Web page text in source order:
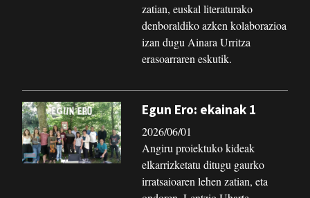
zatian, euskal literaturako
denboraldiko azken kolaborazioa
izan dugu Ainara Urritza
erasoarraren eskutik.
Egun Ero: ekainak 1
2026/06/01
Angiru proiektuko kideak
elkarrizketatu ditugu gaurko
irratsaioaren lehen zatian, eta